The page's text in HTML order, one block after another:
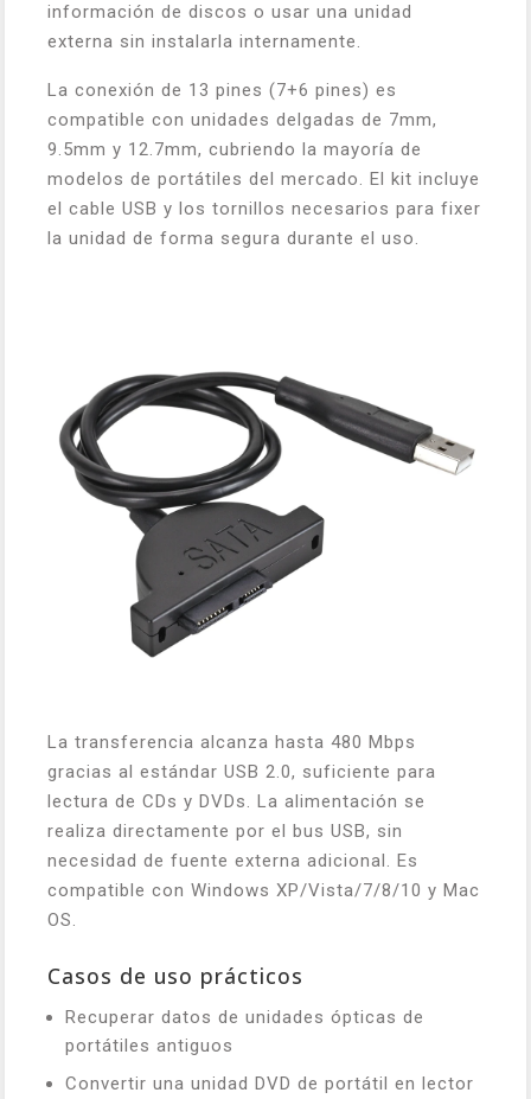
información de discos o usar una unidad
externa sin instalarla internamente.
La conexión de 13 pines (7+6 pines) es
compatible con unidades delgadas de 7mm,
9.5mm y 12.7mm, cubriendo la mayoría de
modelos de portátiles del mercado. El kit incluye
el cable USB y los tornillos necesarios para fixer
la unidad de forma segura durante el uso.
La transferencia alcanza hasta 480 Mbps
gracias al estándar USB 2.0, suficiente para
lectura de CDs y DVDs. La alimentación se
realiza directamente por el bus USB, sin
necesidad de fuente externa adicional. Es
compatible con Windows XP/Vista/7/8/10 y Mac
OS.
Casos de uso prácticos
Recuperar datos de unidades ópticas de
portátiles antiguos
Convertir una unidad DVD de portátil en lector